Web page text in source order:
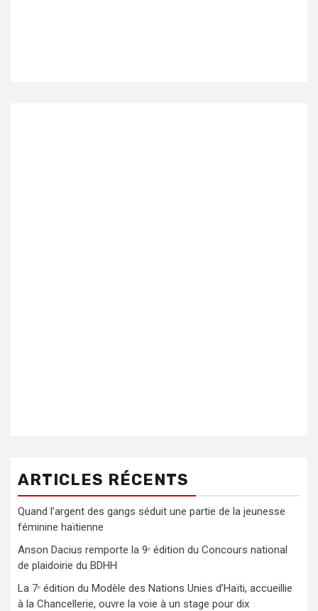
ARTICLES RÉCENTS
Quand l’argent des gangs séduit une partie de la jeunesse
féminine haïtienne
Anson Dacius remporte la 9ᵉ édition du Concours national
de plaidoirie du BDHH
La 7ᵉ édition du Modèle des Nations Unies d’Haïti, accueillie
à la Chancellerie, ouvre la voie à un stage pour dix